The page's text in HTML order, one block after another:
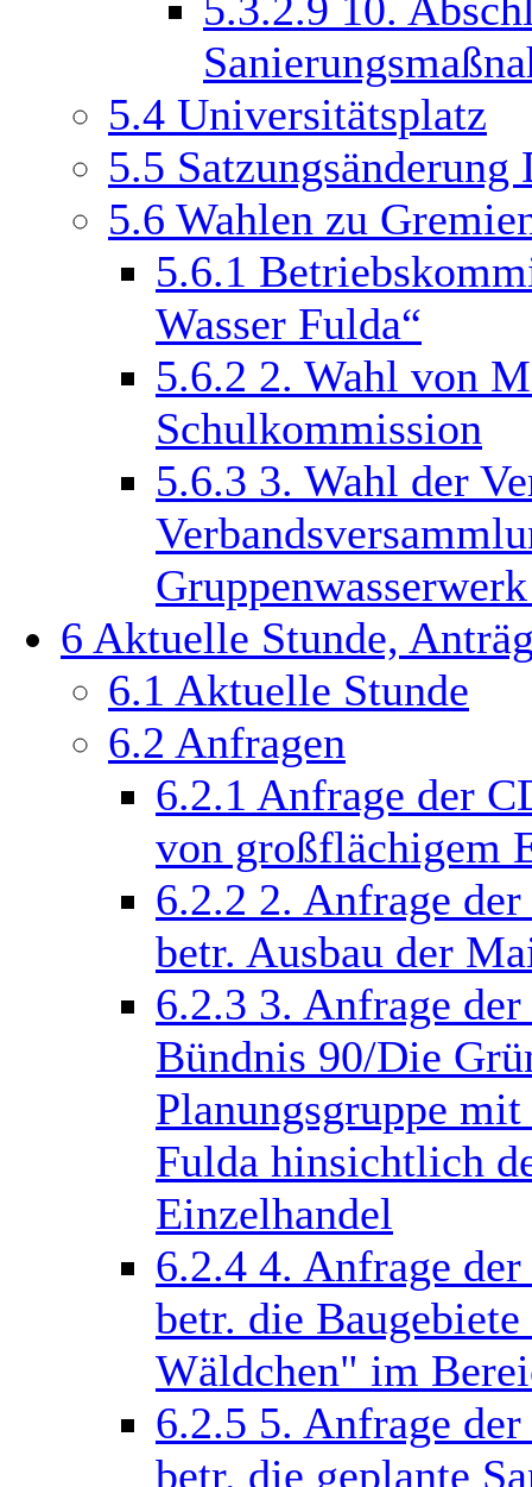
5.3.2.9 10.
5.4 Universitätsplatz
5.5
5.6 Wahlen zu
5.6.1
Wasser Fulda“
5.6.2 2. Wahl von
Schulkommission
5.6.3 3. Wahl der
6 Aktuelle Stunde,
6.1 Aktuelle Stunde
6.2 Anfragen
6.2.1 Anfrage der
von großflächigem
6.2.2 2. Anfrage
betr. Ausbau der
6.2.3 3. Anfrage
Bündnis 90/Die
Planungsgruppe
Fulda hinsichtlich
Einzelhandel
6.2.4 4. Anfrage
betr. die
Wäldchen" im
6.2.5 5. Anfrage
betr. die geplante